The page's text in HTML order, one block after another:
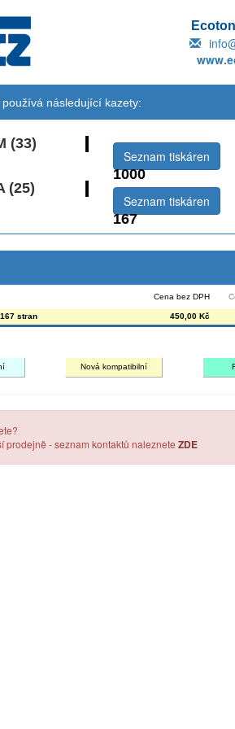
používá následující kazety:
(33)
1000
Seznam tiskáren
(25)
167
Seznam tiskáren
Cena bez DPH
stran 450,00 Kč
Nová kompatibilní
prodejně - seznam kontaktů naleznete ZDE